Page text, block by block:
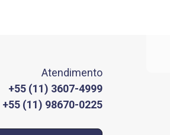
Atendimento
+55 (11) 3607-4999
+55 (11) 98670-0225